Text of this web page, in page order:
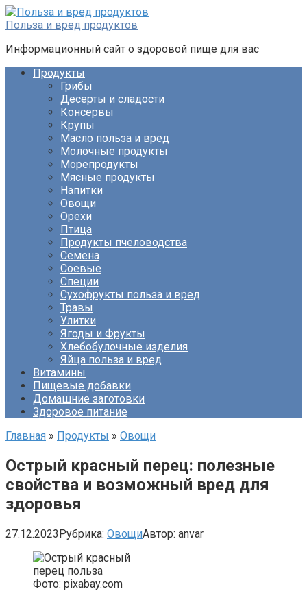
Перейти
к
Польза и вред продуктов
Информационный сайт о здоровой пище для вас
Продукты
Грибы
Десерты и сладости
Консервы
Крупы
Масло польза и вред
Молочные продукты
Морепродукты
Мясные продукты
Напитки
Овощи
Орехи
Птица
Продукты пчеловодства
Семена
Соевые
Специи
Сухофрукты польза и вред
Травы
Улитки
Ягоды и Фрукты
Хлебобулочные изделия
Яйца польза и вред
Витамины
Пищевые добавки
Домашние заготовки
Здоровое питание
Главная » Продукты » Овощи
Острый красный перец: полезные
свойства и возможный вред для
здоровья
27.12.2023Рубрика: ОвощиАвтор: anvar
Фото: pixabay.com